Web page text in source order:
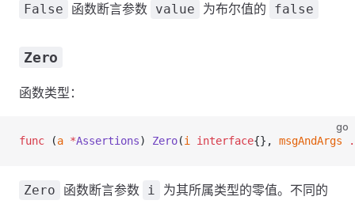
False 函数断言参数 value 为布尔值的 false
Zero
函数类型：
go
func (a *Assertions) Zero(i interface{}, msgAndArgs
Zero 函数断言参数 i
为其所属类型的零值。不同的